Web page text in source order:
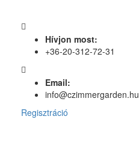
Hívjon most:
+36-20-312-72-31
Email:
info@czimmergarden.hu
Regisztráció